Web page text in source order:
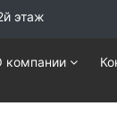
этаж
компании